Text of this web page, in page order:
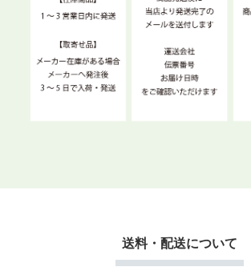
送料・配送について